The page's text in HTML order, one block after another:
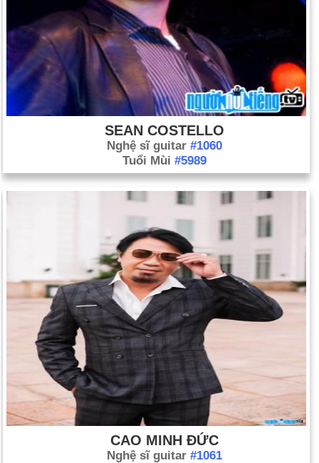
SEAN COSTELLO
Nghệ sĩ guitar #1060
Tuổi Mùi #5989
CAO MINH ĐỨC
Nghệ sĩ guitar #1061